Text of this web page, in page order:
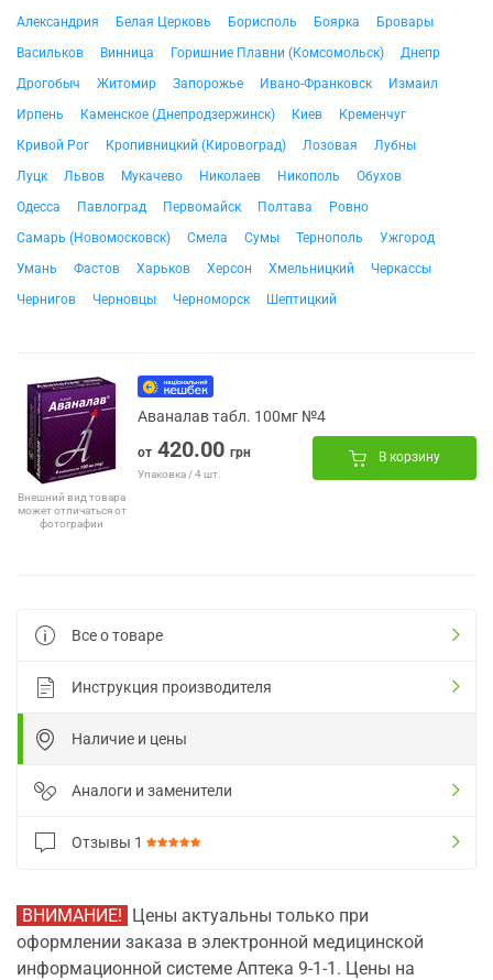
Александрия Белая Церковь Борисполь Боярка
Бровары
Васильков
Винница Горишние Плавни (Комсомольск)
Днепр
Дрогобыч
Житомир Запорожье Ивано-Франковск
Измаил
Ирпень
Каменское (Днепродзержинск) Киев
Кременчуг
Кривой Рог
Кропивницкий (Кировоград) Лозовая
Лубны
Луцк
Львов Мукачево Николаев Никополь
Обухов
Одесса
Павлоград Первомайск Полтава
Ровно
Самарь (Новомосковск)
Смела Сумы Тернополь
Ужгород
Умань
Фастов Харьков Херсон Хмельницкий
Черкассы
Чернигов
Черновцы Черноморск Шептицкий
Внешний вид товара
может отличаться от
фотографии
Аваналав табл. 100мг №4
от 420.00 грн
Упаковка / 4 шт.
В корзину
Все о товаре
Инструкция производителя
Наличие и цены
Аналоги и заменители
Отзывы 1
ВНИМАНИЕ! Цены актуальны только при
оформлении заказа в электронной медицинской
информационной системе Аптека 9-1-1. Цены на